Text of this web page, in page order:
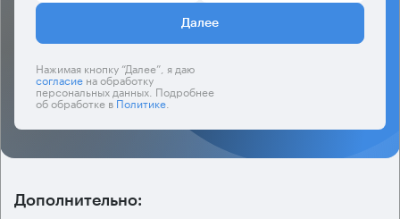
Далее
Нажимая кнопку “Далее”, я даю
согласиена обработку
персональных данных. Подробнее
об обработке вПолитике.
Дополнительно: